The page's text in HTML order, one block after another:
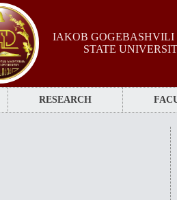
IAKOB GOGEBASHVILI
STATE
RESEARCH